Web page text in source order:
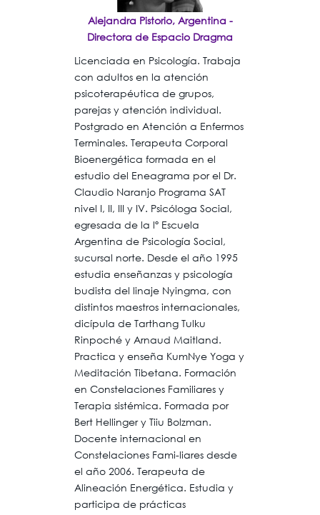
Alejandra Pistorio, Argentina -
Directora de Espacio Dragma
Licenciada en Psicología. Trabaja
con adultos en la atención
psicoterapéutica de grupos,
parejas y atención individual.
Postgrado en Atención a Enfermos
Terminales. Terapeuta Corporal
Bioenergética formada en el
estudio del Eneagrama por el Dr.
Claudio Naranjo Programa SAT
nivel I, II, III y IV. Psicóloga Social,
egresada de la lº Escuela
Argentina de Psicología Social,
sucursal norte. Desde el año 1995
estudia enseñanzas y psicología
budista del linaje Nyingma, con
distintos maestros internacionales,
dicípula de Tarthang Tulku
Rinpoché y Arnaud Maitland.
Practica y enseña KumNye Yoga y
Meditación Tibetana. Formación
en Constelaciones Familiares y
Terapia sistémica. Formada por
Bert Hellinger y Tiiu Bolzman.
Docente internacional en
Constelaciones Fami-liares desde
el año 2006. Terapeuta de
Alineación Energética. Estudia y
participa de prácticas